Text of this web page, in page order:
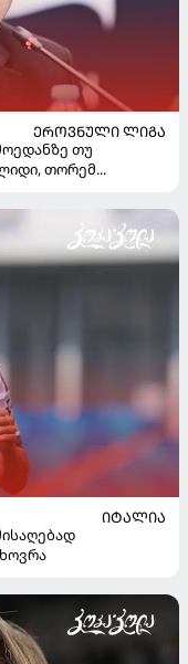
ᲔᲠᲝᲕᲜᲣᲚᲘ ᲚᲘᲒᲐ
თუ
თორემ...
ᲘᲢᲐᲚᲘᲐ